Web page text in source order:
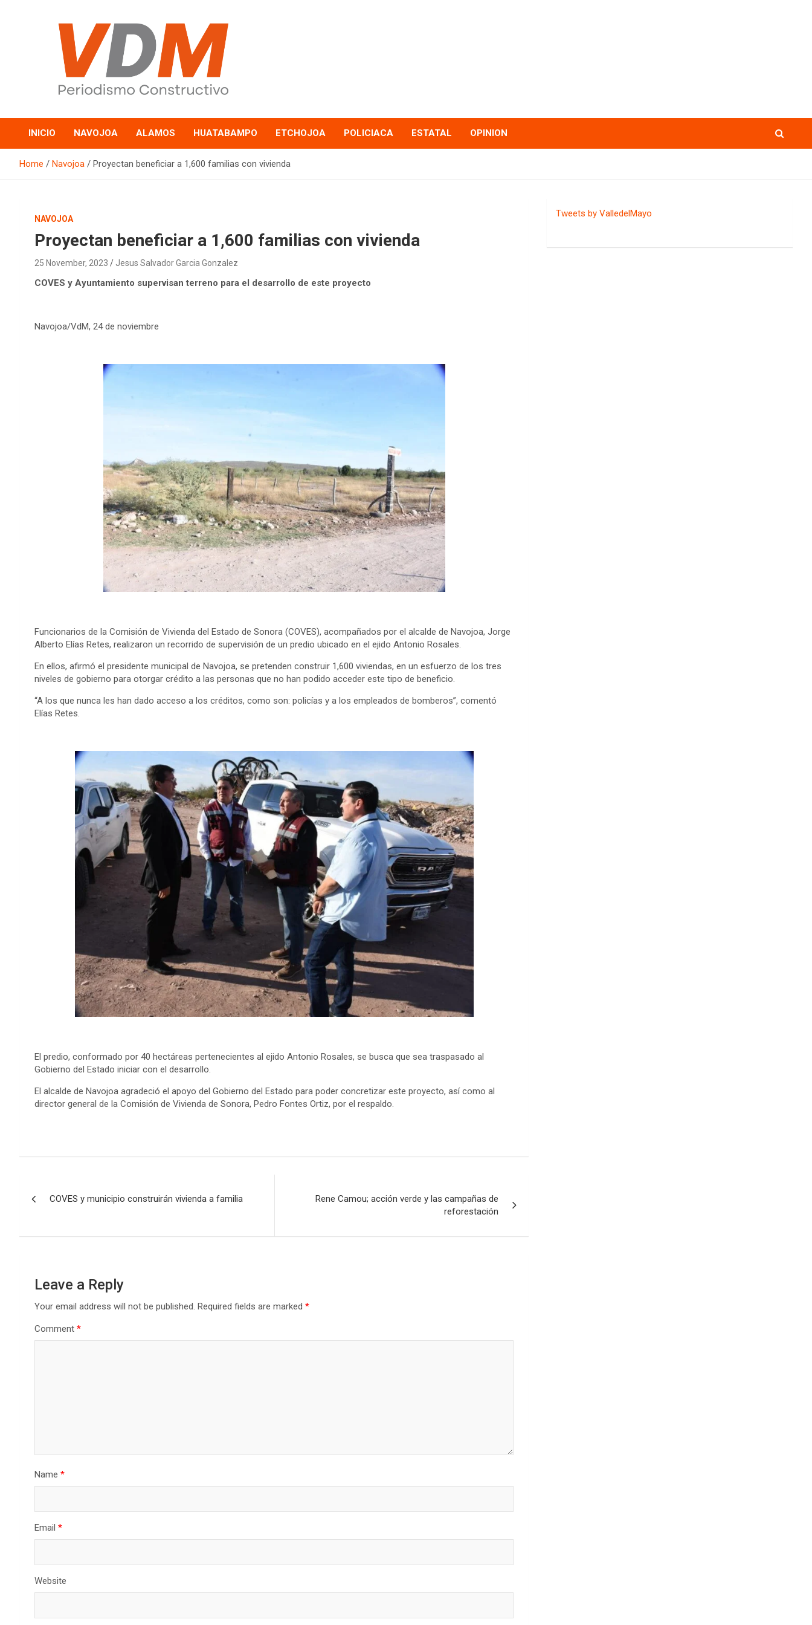
valledelmayo.com
INICIO NAVOJOA ALAMOS HUATABAMPO ETCHOJOA POLICIACA ESTATAL OPINION
Home Navojoa Proyectan beneficiar a 1,600 familias con vivienda
NAVOJOA
Proyectan beneficiar a 1,600 familias con vivienda
25 November, 2023 Jesus Salvador Garcia Gonzalez
COVES y Ayuntamiento supervisan terreno para el desarrollo de este proyecto
Navojoa/VdM, 24 de noviembre
Funcionarios de la Comisión de Vivienda del Estado de Sonora (COVES), acompañados por el alcalde de Navojoa, Jorge
Alberto Elías Retes, realizaron un recorrido de supervisión de un predio ubicado en el ejido Antonio Rosales.
En ellos, afirmó el presidente municipal de Navojoa, se pretenden construir 1,600 viviendas, en un esfuerzo de los tres
niveles de gobierno para otorgar crédito a las personas que no han podido acceder este tipo de beneficio.
“A los que nunca les han dado acceso a los créditos, como son: policías y a los empleados de bomberos”, comentó
Elías Retes.
El predio, conformado por 40 hectáreas pertenecientes al ejido Antonio Rosales, se busca que sea traspasado al
Gobierno del Estado iniciar con el desarrollo.
El alcalde de Navojoa agradeció el apoyo del Gobierno del Estado para poder concretizar este proyecto, así como al
director general de la Comisión de Vivienda de Sonora, Pedro Fontes Ortiz, por el respaldo.
navigation
COVES y municipio construirán vivienda a familia
Rene Camou; acción verde y las campañas de
reforestación
Leave a Reply
Your email address will not be published. Required fields are marked *
Comment *
Name *
Email *
Website
Tweets by ValledelMayo